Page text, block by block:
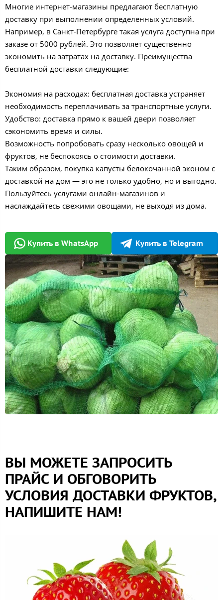
Многие интернет-магазины предлагают бесплатную
доставку при выполнении определенных условий.
Например, в Санкт-Петербурге такая услуга доступна при
заказе от 5000 рублей. Это позволяет существенно
экономить на затратах на доставку. Преимущества
бесплатной доставки следующие:
Экономия на расходах: бесплатная доставка устраняет
необходимость переплачивать за транспортные услуги.
Удобство: доставка прямо к вашей двери позволяет
сэкономить время и силы.
Возможность попробовать сразу несколько овощей и
фруктов, не беспокоясь о стоимости доставки.
Таким образом, покупка капусты белокочанной эконом с
доставкой на дом — это не только удобно, но и выгодно.
Пользуйтесь услугами онлайн-магазинов и
наслаждайтесь свежими овощами, не выходя из дома.
Купить в WhatsApp Купить в Telegram
ВЫ МОЖЕТЕ ЗАПРОСИТЬ
ПРАЙС И ОБГОВОРИТЬ
УСЛОВИЯ ДОСТАВКИ ФРУКТОВ,
НАПИШИТЕ НАМ!